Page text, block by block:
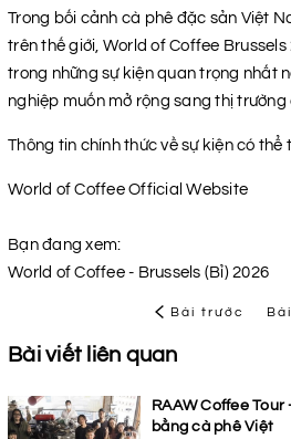
Trong bối cảnh cà phê đặc sản Việt
trên thế giới, World of Coffee
trong những sự kiện quan trọng nhất
nghiệp muốn mở rộng sang thị trường
Thông tin chính thức về sự kiện có thể
World of Coffee Official Website
Bạn đang xem:
World of Coffee - Brussels (Bỉ) 2026
Bài trước
Bài viết liên quan
RAAW Coffee
bằng cà phê Việt